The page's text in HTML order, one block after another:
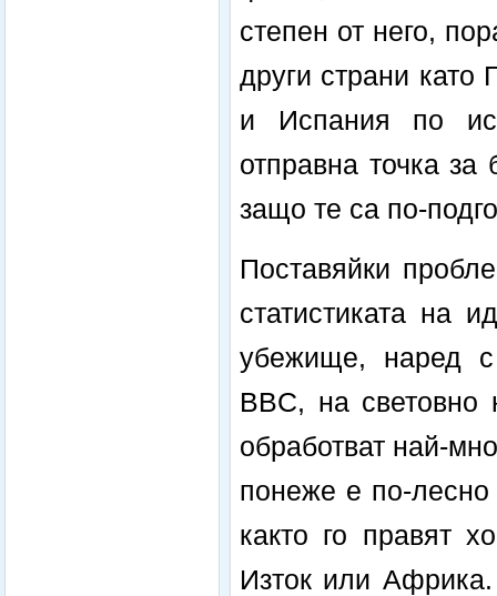
степен от него,
други страни
и Испания по
отправна точка за
защо те са по-
Поставяйки
статистиката на
убежище, наред
BBC, на световно
обработват най-
понеже е по-
както го правят
Изток или